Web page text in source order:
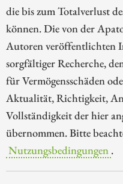
die bis zum Totalverlust
können. Die von der
Autoren veröffentlichten
sorgfältiger Recherche,
für Vermögensschäden
Aktualität, Richtigkeit,
Vollständigkeit der hier
übernommen. Bitte
Nutzungsbedingungen .